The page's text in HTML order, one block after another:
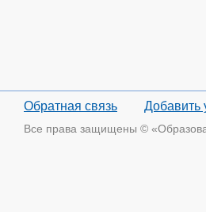
Обратная связь Добавить
Все права защищены ©